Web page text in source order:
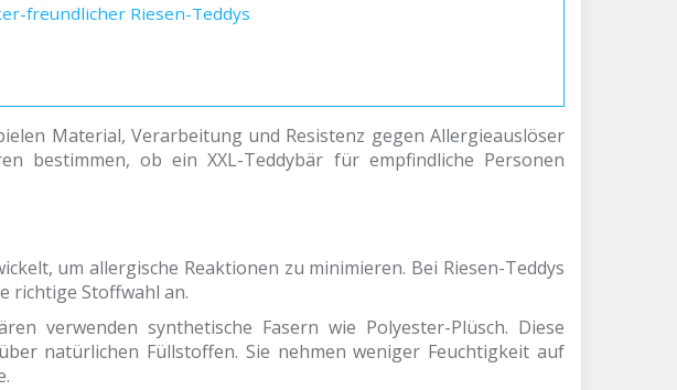
freundlicher Riesen-Teddys
Material, Verarbeitung und Resistenz gegen Allergieauslöser
bestimmen, ob ein XXL-Teddybär für empfindliche Personen
um allergische Reaktionen zu minimieren. Bei Riesen-Teddys
richtige Stoffwahl an.
verwenden synthetische Fasern wie Polyester-Plüsch. Diese
natürlichen Füllstoffen. Sie nehmen weniger Feuchtigkeit auf